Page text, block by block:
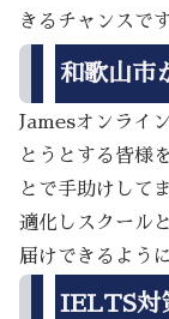
きるチャンスです
和歌山市
Jamesオンライ
とうとする皆様
とで手助けして
適化しスクール
届けできるよう
IELTS対